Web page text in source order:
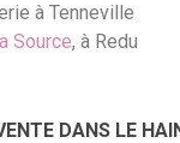
à Tenneville
Source, à Redu
DANS LE